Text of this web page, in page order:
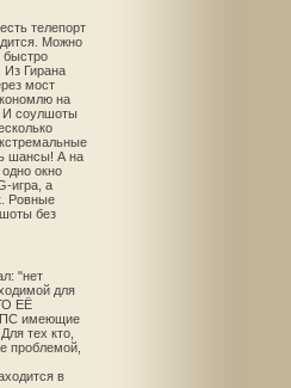
телепорт
Можно
быстро
Из Гирана
мост
на
И соулшоты
шансы! А на
окно
игра, а
Ровные
без
"нет
для
ЕЁ
имеющие
тех кто,
проблемой,
в